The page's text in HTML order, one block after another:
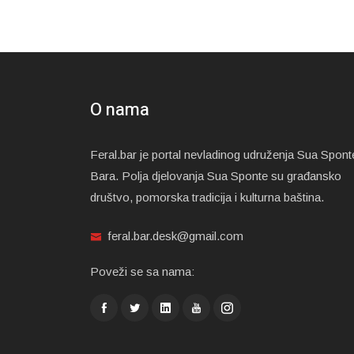
O nama
Feral.bar je portal nevladinog udruženja Sua
Bara. Polja djelovanja Sua Sponte su građansko
društvo, pomorska tradicija i kulturna baština.
feral.bar.desk@gmail.com
Poveži se sa nama: